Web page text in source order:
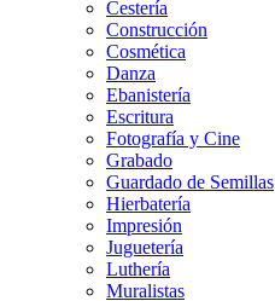
Cestería
Construcción
Cosmética
Danza
Ebanistería
Escritura
Fotografía y Cine
Grabado
Guardado de Semillas
Hierbatería
Impresión
Juguetería
Luthería
Muralistas